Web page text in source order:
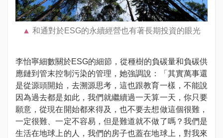
和通對於ESG的永續經營也有著長期投資的眼光
李怡寧細數關於ESG的細節，從種樹的負碳量和負碳供
應鏈到管末控制污染的管理，她強調說：「其實萬事還
是從源頭開始，去溯源思考，這也跟教育一樣，不能說
因為過去都是如此，我們就繼續過一天算一天，你只要
願意，從現在開始都來得及，也不要去想做這個很難，
一定很難、一定不容易，但是難道就不做了嗎？我們是
生活在地球上的人，我們的房子也蓋在地球上，對我來